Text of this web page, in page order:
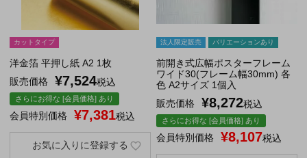
カットタイプ
洋金箔 平押し紙 A2 1枚
販売価格
¥7,524税込
さらにお得な [会員価格] あり
会員特別価格 ¥7,381税込
お気に入りに登録する
法人限定販売 バリエーションあり
前開き式広幅ポスターフレーム
ワイド30(フレーム幅30mm) 各
色 A2サイズ 1個入
販売価格
¥8,272税込
さらにお得な [会員価格] あり
会員特別価格 ¥8,107税込